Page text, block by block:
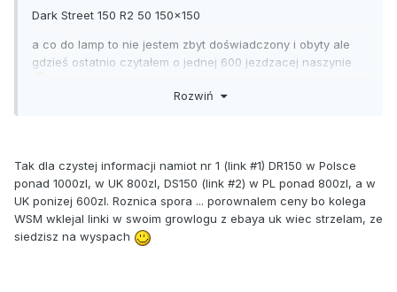
Dark Street 150 R2 50 150x150
a co do lamp to nie jestem zbyt doświadczony i obyty ale
gdzieś ostatnio czytałem o jednej 600 jezdzacej naszynie
Rozwiń
Tak dla czystej informacji namiot nr 1 (link #1) DR150 w Polsce
ponad 1000zl, w UK 800zl, DS150 (link #2) w PL ponad 800zl, a w
UK ponizej 600zl. Roznica spora ... porownalem ceny bo kolega
WSM wklejal linki w swoim growlogu z ebaya uk wiec strzelam, ze
siedzisz na wyspach